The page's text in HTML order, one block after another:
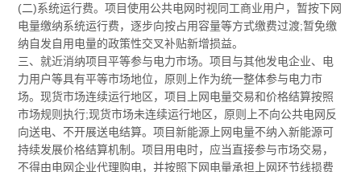
(二)系统运行费。项目使用公共电网时视同工商业用户，暂按下网
电量缴纳系统运行费，逐步向按占用容量等方式缴费过渡;暂免缴
纳自发自用电量的政策性交叉补贴新增损益。
三、就近消纳项目平等参与电力市场。项目与其他发电企业、电
力用户等具有平等市场地位，原则上作为统一整体参与电力市
场。现货市场连续运行地区，项目上网电量交易和价格结算按照
市场规则执行;现货市场未连续运行地区，原则上不向公共电网反
向送电、不开展送电结算。项目新能源上网电量不纳入新能源可
持续发展价格结算机制。项目用电时，应当直接参与市场交易，
不得由电网企业代理购电，并按照下网电量承担上网环节线损费